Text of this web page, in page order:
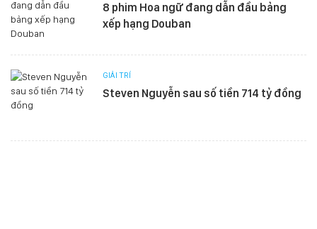
8 phim Hoa ngữ đang dẫn đầu bảng
xếp hạng Douban
GIẢI TRÍ
Steven Nguyễn sau số tiền 714 tỷ đồng